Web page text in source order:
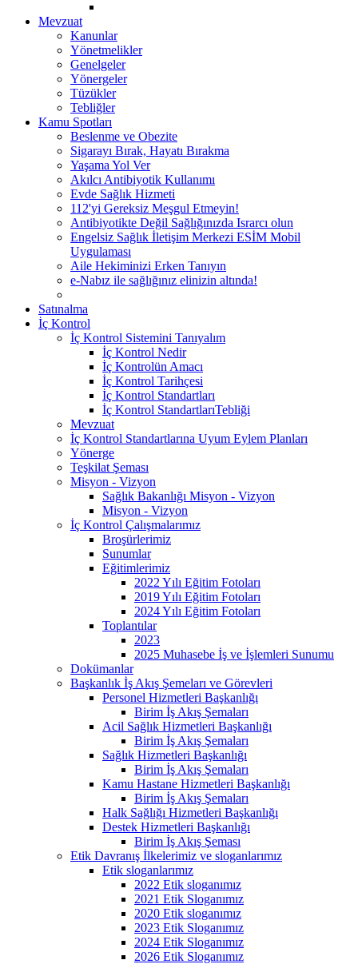
Mevzuat
Kanunlar
Yönetmelikler
Genelgeler
Yönergeler
Tüzükler
Tebliğler
Kamu Spotları
Beslenme ve Obezite
Sigarayı Bırak, Hayatı Bırakma
Yaşama Yol Ver
Akılcı Antibiyotik Kullanımı
Evde Sağlık Hizmeti
112'yi Gereksiz Meşgul Etmeyin!
Antibiyotikte Değil Sağlığınızda Israrcı olun
Engelsiz Sağlık İletişim Merkezi ESİM Mobil
Uygulaması
Aile Hekiminizi Erken Tanıyın
e-Nabız ile sağlığınız elinizin altında!
Satınalma
İç Kontrol
İç Kontrol Sistemini Tanıyalım
İç Kontrol Nedir
İç Kontrolün Amacı
İç Kontrol Tarihçesi
İç Kontrol Standartları
İç Kontrol StandartlarıTebliği
Mevzuat
İç Kontrol Standartlarına Uyum Eylem Planları
Yönerge
Teşkilat Şeması
Misyon - Vizyon
Sağlık Bakanlığı Misyon - Vizyon
Misyon - Vizyon
İç Kontrol Çalışmalarımız
Broşürlerimiz
Sunumlar
Eğitimlerimiz
2022 Yılı Eğitim Fotoları
2019 Yılı Eğitim Fotoları
2024 Yılı Eğitim Fotoları
Toplantılar
2023
2025 Muhasebe İş ve İşlemleri Sunumu
Dokümanlar
Başkanlık İş Akış Şemeları ve Görevleri
Personel Hizmetleri Başkanlığı
Birim İş Akış Şemaları
Acil Sağlık Hizmetleri Başkanlığı
Birim İş Akış Şemaları
Sağlık Hizmetleri Başkanlığı
Birim İş Akış Şemaları
Kamu Hastane Hizmetleri Başkanlığı
Birim İş Akış Şemaları
Halk Sağlığı Hizmetleri Başkanlığı
Destek Hizmetleri Başkanlığı
Birim İş Akış Şeması
Etik Davranış İlkelerimiz ve sloganlarımız
Etik sloganlarımız
2022 Etik sloganımız
2021 Etik Sloganımız
2020 Etik sloganımız
2023 Etik Sloganımız
2024 Etik Sloganımız
2026 Etik Sloganımız